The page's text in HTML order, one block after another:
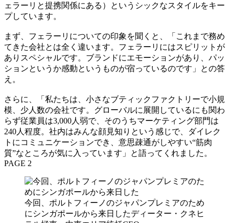
ェラーリと提携関係にある）というシックなスタイルをキー
プしています。
まず、フェラーリについての印象を聞くと、「これまで務め
てきた会社とは全く違います。フェラーリにはスピリットが
ありスペシャルです。ブランドにエモーションがあり、パッ
ションというか感動というものが宿っているのです」との答
え。
さらに、「私たちは、小さなブティックファクトリーで小規
模、少人数の会社です。グローバルに展開しているにも関わ
らず従業員は3,000人弱で、そのうちマーケティング部門は
240人程度。社内はみんな顔見知りという感じで、ダイレク
トにコミュニケーションでき、意思疎通がしやすい“筋肉
質”なところが気に入っています」と語ってくれました。
PAGE 2
今回、ポルトフィーノのジャパンプレミアのため
にシンガポールから来日したディーター・クネヒ